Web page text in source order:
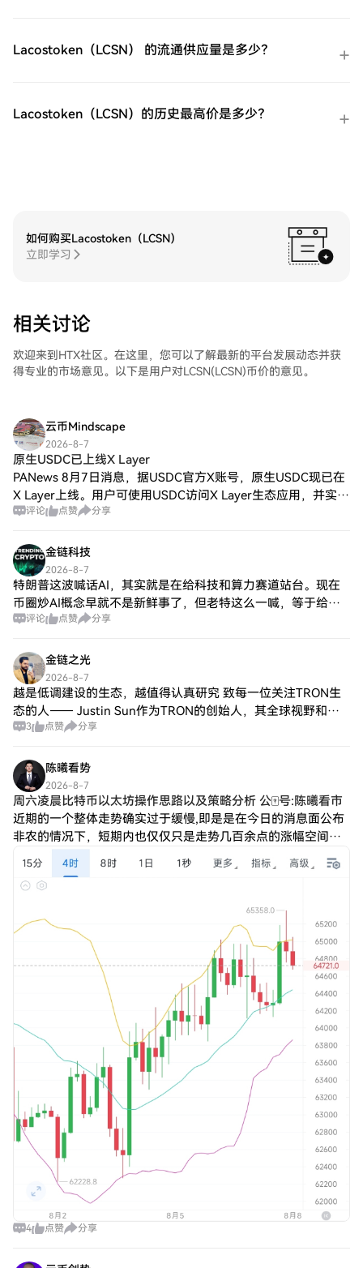
松交易易贝（EBAY)。访问您的账户，选择
您的交易对，执行您的交易，并实时监控。
Lacostoken（LCSN） 的流通供应量是多少？
Lacostoken（LCSN）的历史最高价是多少？
如何购买Lacostoken（LCSN）
立即学习
相关讨论
欢迎来到HTX社区。在这里，您可以了解最新的平台发展动态并获
得专业的市场意见。以下是用户对LCSN(LCSN)币价的意见。
云币Mindscape
2026-8-7
原生USDC已上线X Layer
PANews 8月7日消息，据USDC官方X账号，原生USDC现已在
X Layer上线。用户可使用USDC访问X Layer生态应用，并实现
近乎即时、费用接近零的USDC转账。
评论 点赞 分享
金链科技
2026-8-7
特朗普这波喊话AI，其实就是在给科技和算力赛道站台。现在
币圈炒AI概念早就不是新鲜事了，但老特这么一喊，等于给整
个赛道打了强心针，算力、数据这些底层逻辑肯定要被资金重
评论 点赞 分享
金链之光
2026-8-7
越是低调建设的生态，越值得认真研究 致每一位关注TRON生
态的人—— Justin Sun作为TRON的创始人，其全球视野和资
源整合能力为生态发展注入了独特的战略优势。从投资布局到
3 点赞 分享
陈曦看势
2026-8-7
周六凌晨比特币以太坊操作思路以及策略分析 公🀄号:陈曦看市
近期的一个整体走势确实过于缓慢,即是是在今日的消息面公布
非农的情况下，短期内也仅仅只是走势几百余点的涨幅空间，
不过整体方向和我们预期的一致。就如早间提到过的,整体还是
以整理式慢涨,日内比价给到一定的回
4 点赞 分享